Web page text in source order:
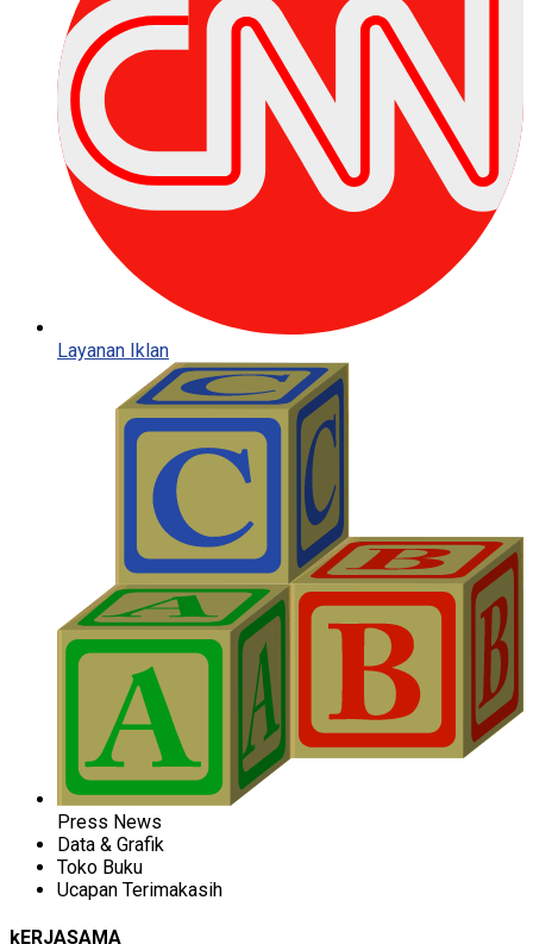
Layanan Iklan
Press News
Data & Grafik
Toko Buku
Ucapan Terimakasih
kERJASAMA